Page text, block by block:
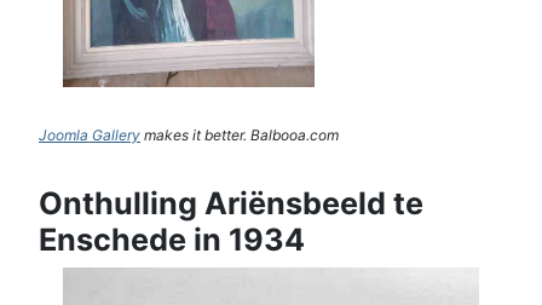
Joomla Gallery makes it better. Balbooa.com
Onthulling Ariënsbeeld te
Enschede in 1934